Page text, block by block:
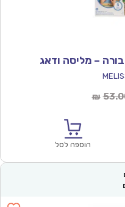
– מליסה ודאג
₪
הוספה לסל